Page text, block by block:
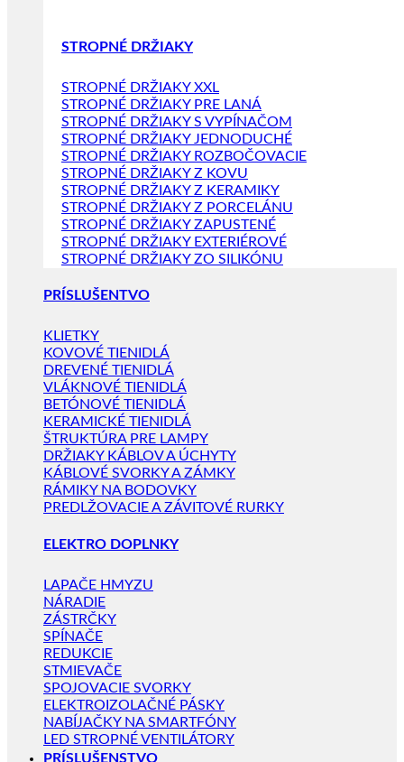
STROPNÉ DRŽIAKY
STROPNÉ DRŽIAKY XXL
STROPNÉ DRŽIAKY PRE LANÁ
STROPNÉ DRŽIAKY S VYPÍNAČOM
STROPNÉ DRŽIAKY JEDNODUCHÉ
STROPNÉ DRŽIAKY ROZBOČOVACIE
STROPNÉ DRŽIAKY Z KOVU
STROPNÉ DRŽIAKY Z KERAMIKY
STROPNÉ DRŽIAKY Z PORCELÁNU
STROPNÉ DRŽIAKY ZAPUSTENÉ
STROPNÉ DRŽIAKY EXTERIÉROVÉ
STROPNÉ DRŽIAKY ZO SILIKÓNU
PRÍSLUŠENTVO
KLIETKY
KOVOVÉ TIENIDLÁ
DREVENÉ TIENIDLÁ
VLÁKNOVÉ TIENIDLÁ
BETÓNOVÉ TIENIDLÁ
KERAMICKÉ TIENIDLÁ
ŠTRUKTÚRA PRE LAMPY
DRŽIAKY KÁBLOV A ÚCHYTY
KÁBLOVÉ SVORKY A ZÁMKY
RÁMIKY NA BODOVKY
PREDLŽOVACIE A ZÁVITOVÉ RURKY
ELEKTRO DOPLNKY
LAPAČE HMYZU
NÁRADIE
ZÁSTRČKY
SPÍNAČE
REDUKCIE
STMIEVAČE
SPOJOVACIE SVORKY
ELEKTROIZOLAČNÉ PÁSKY
NABÍJAČKY NA SMARTFÓNY
LED STROPNÉ VENTILÁTORY
PRÍSLUŠENSTVO